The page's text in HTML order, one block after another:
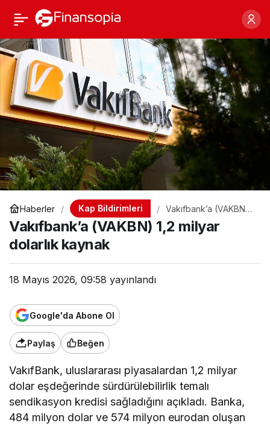
Haberler Kap Bildirimleri
Vakıfbank’a (VAKBN)
1,2 milyar dolarlık
kaynak
Vakıfbank’a (VAKBN) 1,2 milyar
dolarlık kaynak
18 Mayıs 2026, 09:58 yayınlandı
Google'da Abone Ol
Paylaş Beğen
VakıfBank, uluslararası piyasalardan 1,2 milyar
dolar eşdeğerinde sürdürülebilirlik temalı
sendikasyon kredisi sağladığını açıkladı. Banka,
484 milyon dolar ve 574 milyon eurodan oluşan
Vakıfbank’a (VAKBN) 1,2
milyar dolarlık kaynak
Paylaş